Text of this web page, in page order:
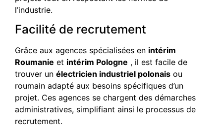
l’industrie.
Facilité de recrutement
Grâce aux agences spécialisées en intérim
Roumanie et intérim Pologne , il est facile de
trouver un électricien industriel polonais ou
roumain adapté aux besoins spécifiques d’un
projet. Ces agences se chargent des démarches
administratives, simplifiant ainsi le processus de
recrutement.